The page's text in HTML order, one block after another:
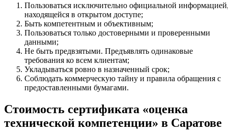
Пользоваться исключительно официальной
находящейся в открытом доступе;
Быть компетентным и объективным;
Пользоваться только достоверными и проверенными
данными;
Не быть предвзятыми. Предъявлять одинаковые
требования ко всем клиентам;
Укладываться ровно в назначенный срок;
Соблюдать коммерческую тайну и правила обращения с
предоставленными бумагами.
Стоимость сертификата «оценка
технической компетенции» в Саратове